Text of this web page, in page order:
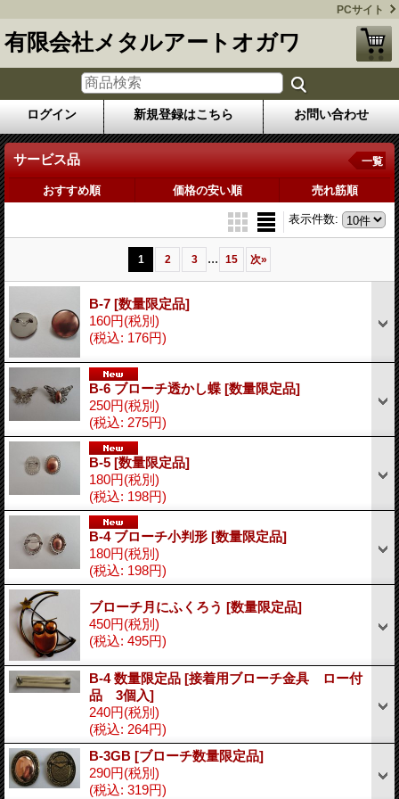
PCサイト
有限会社メタルアートオガワ
ログイン 新規登録はこちら お問い合わせ
サービス品 一覧
おすすめ順 価格の安い順 売れ筋順
表示件数:
1 2 3 ... 15 次»
B-7 [数量限定品]
160円(税別)
(税込: 176円)
B-6 ブローチ透かし蝶 [数量限定品]
250円(税別)
(税込: 275円)
B-5 [数量限定品]
180円(税別)
(税込: 198円)
B-4 ブローチ小判形 [数量限定品]
180円(税別)
(税込: 198円)
ブローチ月にふくろう [数量限定品]
450円(税別)
(税込: 495円)
B-4 数量限定品 [接着用ブローチ金具 ロー付
品 3個入]
240円(税別)
(税込: 264円)
B-3GB [ブローチ数量限定品]
290円(税別)
(税込: 319円)